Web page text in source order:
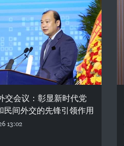
交会议：彰显新时代党
民间外交的先锋引领作用
13:02